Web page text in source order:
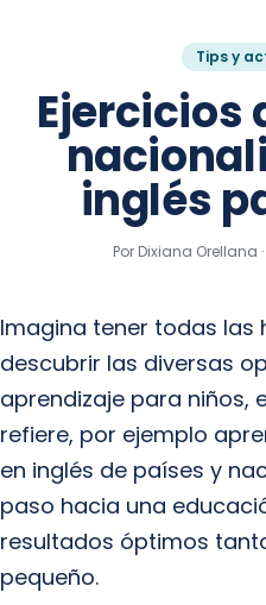
Tips y
Ejercicios
inglés
Por Dixiana Orellana ·
Imagina tener todas
descubrir las diversas
aprendizaje para niños,
refiere, por ejemplo
en inglés de países y
paso hacia una
resultados óptimos
pequeño.